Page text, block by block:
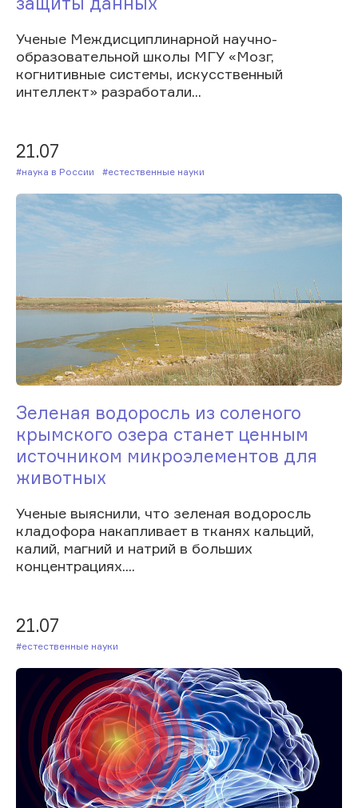
Ученые Междисциплинарной научно-
образовательной школы МГУ «Мозг,
когнитивные системы, искусственный
интеллект» разработали...
21.07
#Наука в России #Естественные науки
Зеленая водоросль из соленого
крымского озера станет ценным
источником микроэлементов для
животных
Ученые выяснили, что зеленая водоросль
кладофора накапливает в тканях кальций,
калий, магний и натрий в больших
концентрациях....
21.07
#Естественные науки